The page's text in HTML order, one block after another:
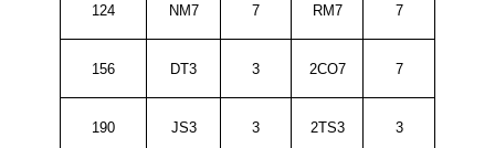
124 NM7 7 RM7 7
156 DT3 3 2CO7 7
190 JS3 3 2TS3 3